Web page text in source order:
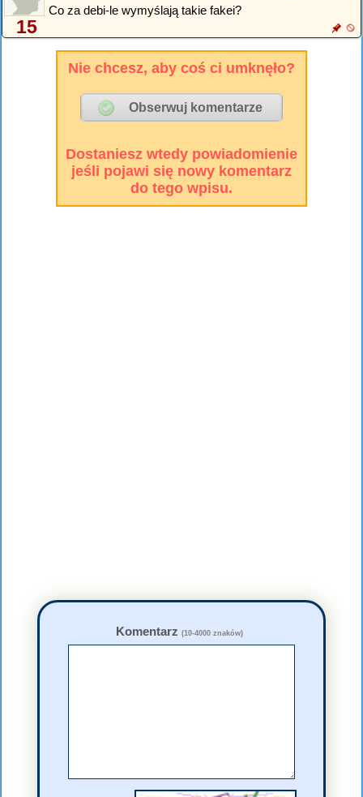
15
Co za debi-le wymyślają takie fakei?
Nie chcesz, aby coś ci umknęło?
Dostaniesz wtedy powiadomienie
jeśli pojawi się nowy komentarz
do tego wpisu.
Komentarz (10-4000 znaków)